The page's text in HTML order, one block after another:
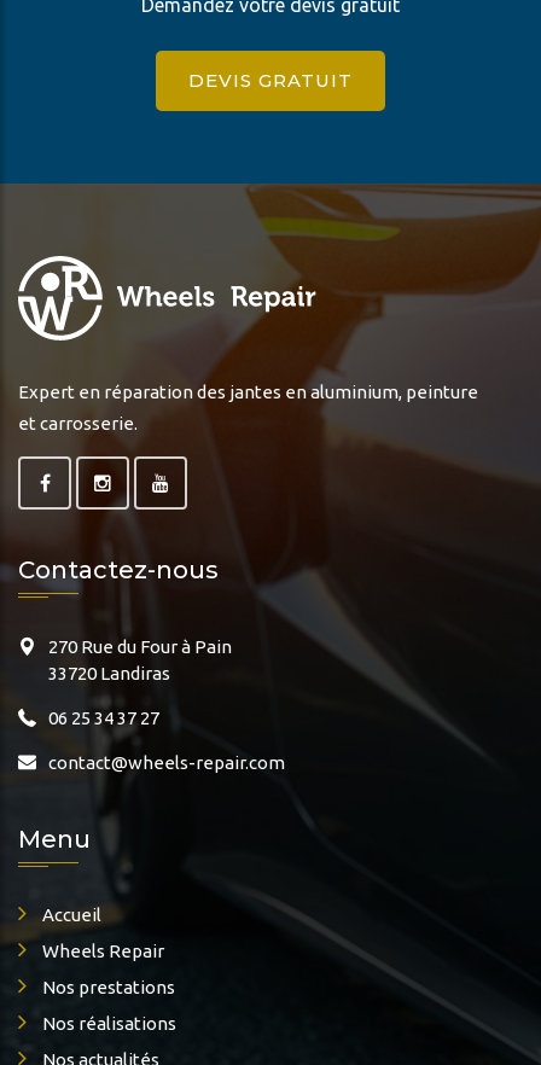
Demandez votre devis gratuit
DEVIS GRATUIT
Expert en réparation des jantes en aluminium, peinture
et carrosserie.
Contactez-nous
270 Rue du Four à Pain
33720 Landiras
06 25 34 37 27
contact@wheels-repair.com
Menu
Accueil
Wheels Repair
Nos prestations
Nos réalisations
Nos actualités